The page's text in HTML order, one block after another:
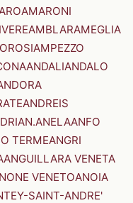
AMARONI
AMBLARAMEGLIA
AMPEZZO
ANDALIANDALO
ANDREIS
ANELAANFO
TERMEANGRI
ANGUILLARA VENETA
VENETOANOIA
SAINT-ANDRE'